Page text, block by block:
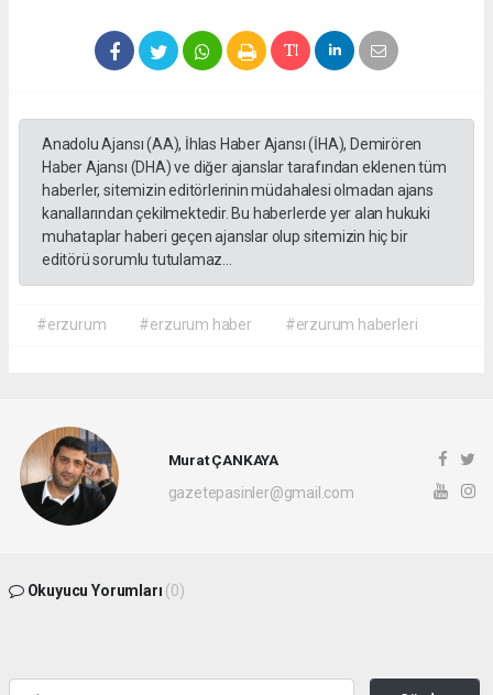
Anadolu Ajansı (AA), İhlas Haber Ajansı (İHA), Demirören
Haber Ajansı (DHA) ve diğer ajanslar tarafından eklenen tüm
haberler, sitemizin editörlerinin müdahalesi olmadan ajans
kanallarından çekilmektedir. Bu haberlerde yer alan hukuki
muhataplar haberi geçen ajanslar olup sitemizin hiç bir
editörü sorumlu tutulamaz...
#erzurum #erzurum haber #erzurum haberleri
Murat ÇANKAYA
gazetepasinler@gmail.com
Okuyucu Yorumları (0)